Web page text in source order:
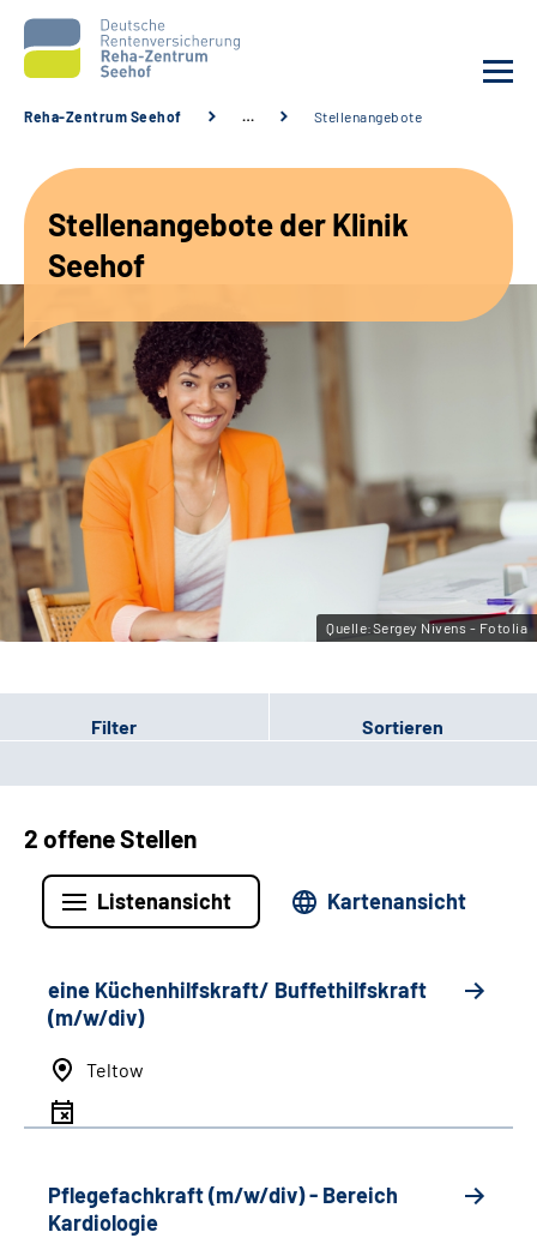
Unsere Angebote
Karriere
Sozialdienste & Zuweisende
Suche
Leichte Sprache
Gebärdensprache
Reha-Zentrum Seehof … Stellenangebote
Stellenangebote der Klinik
Seehof
Quelle:Sergey Nivens - Fotolia
Filter Sortieren
2 offene Stellen
Listenansicht Kartenansicht
eine Küchenhilfskraft/ Buffethilfskraft
(m/w/div)
Teltow
Pflegefachkraft (m/w/div) - Bereich
Kardiologie